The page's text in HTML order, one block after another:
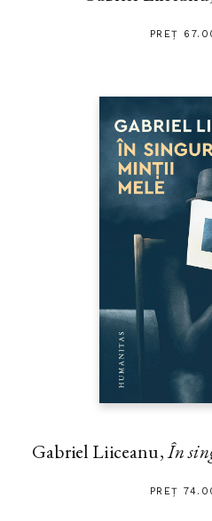
PREȚ
Gabriel Liiceanu,În
PREȚ